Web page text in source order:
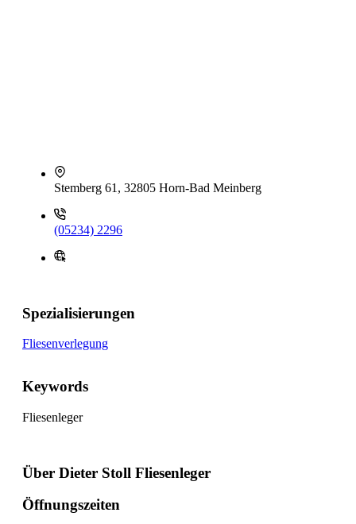
Stemberg 61, 32805 Horn-Bad Meinberg
(05234) 2296
Spezialisierungen
Fliesenverlegung
Keywords
Fliesenleger
Über Dieter Stoll Fliesenleger
Öffnungszeiten